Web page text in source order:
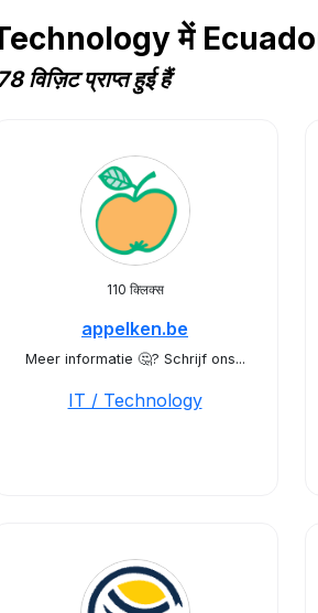
/ Technology में
विज़िट प्राप्त हुई हैं
110 क्लिक्स
appelken.be
Meer informatie 🤔? Schrijf ons...
IT / Technology